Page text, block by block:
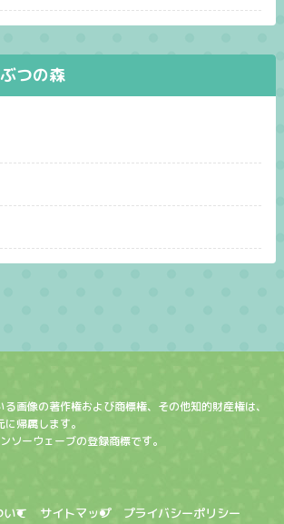
つの森
画像の著作権および商標権、その他知的財産権は、
帰属します。
ソーウェーブの登録商標です。
いて サイトマップ プライバシーポリシー